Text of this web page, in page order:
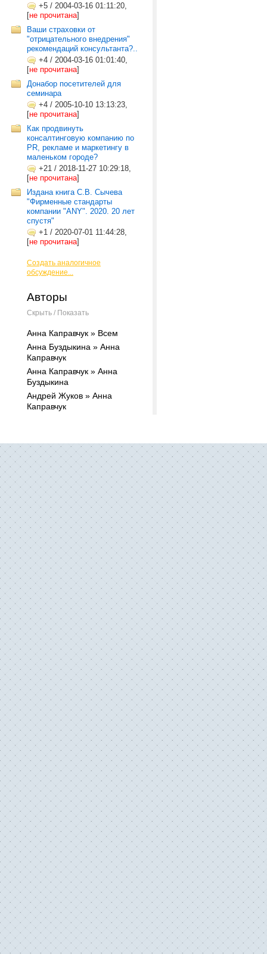
+5 / 2004-03-16 01:11:20,
[не прочитана]
Ваши страховки от
"отрицательного внедрения"
рекомендаций консультанта?..
+4 / 2004-03-16 01:01:40,
[не прочитана]
Донабор посетителей для
семинара
+4 / 2005-10-10 13:13:23,
[не прочитана]
Как продвинуть
консалтинговую компанию по
PR, рекламе и маркетингу в
маленьком городе?
+21 / 2018-11-27 10:29:18,
[не прочитана]
Издана книга С.В. Сычева
"Фирменные стандарты
компании "ANY". 2020. 20 лет
спустя"
+1 / 2020-07-01 11:44:28,
[не прочитана]
Создать аналогичное
обсуждение...
Авторы
Скрыть / Показать
Анна Каправчук » Всем
Анна Буздыкина » Анна
Каправчук
Анна Каправчук » Анна
Буздыкина
Андрей Жуков » Анна
Каправчук